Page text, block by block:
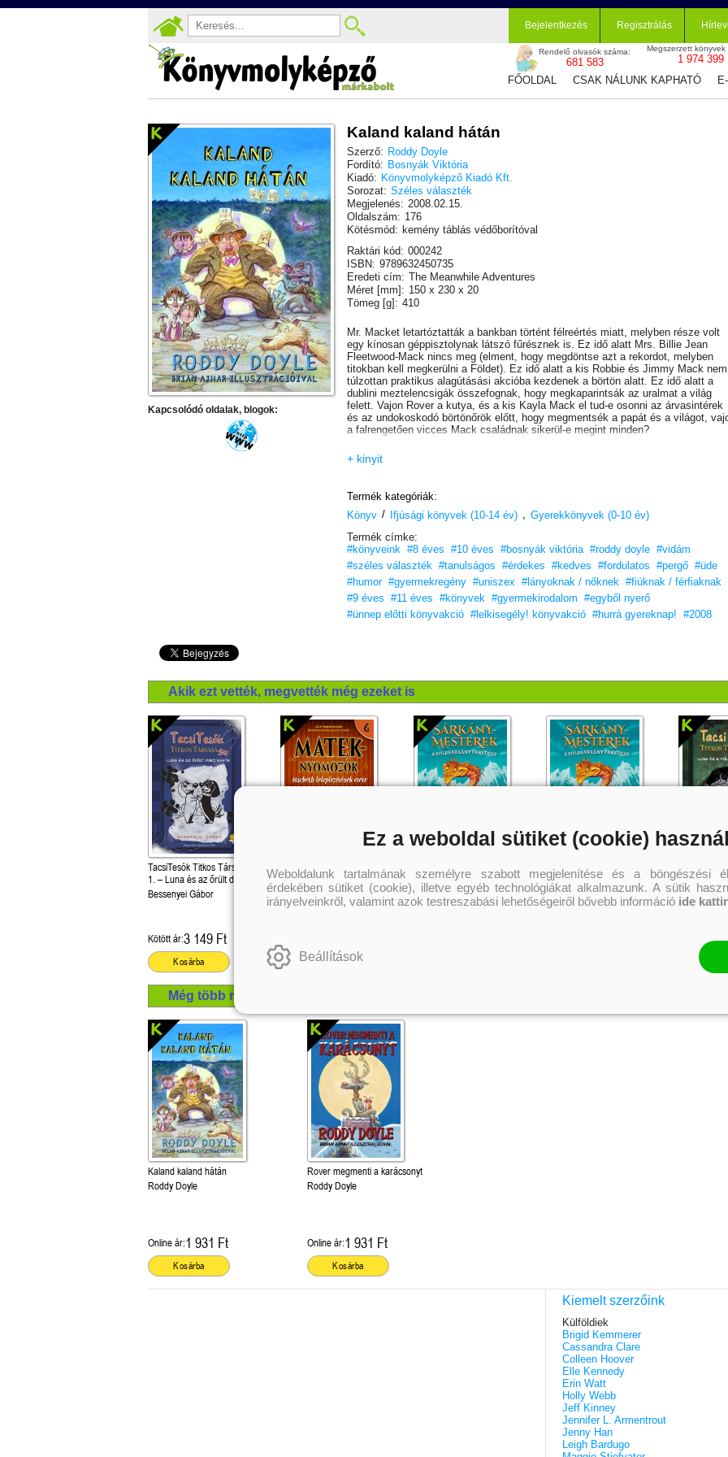
Bejelentkezés Regisztrálás
Rendelő olvasók száma:
681 583
Megszerzett könyvek
1 974 399
FŐOLDAL
CSAK NÁLUNK KAPHATÓ
Kapcsolódó oldalak, blogok:
Kaland kaland hátán
Szerző: Roddy Doyle
Fordító: Bosnyák Viktória
Kiadó: Könyvmolyképző Kiadó Kft.
Sorozat: Széles választék
Megjelenés: 2008.02.15.
Oldalszám: 176
Kötésmód: kemény táblás védőborítóval
Raktári kód: 000242
ISBN: 9789632450735
Eredeti cím: The Meanwhile Adventures
Méret [mm]: 150 x 230 x 20
Tömeg [g]: 410
Mr. Macket letartóztatták a bankban történt félreértés miatt, melyben része volt
egy kínosan géppisztolynak látszó fűrésznek is. Ez idő alatt Mrs. Billie Jean
Fleetwood-Mack nincs meg (elment, hogy megdöntse azt a rekordot, melyben
titokban kell megkerülni a Földet). Ez idő alatt a kis Robbie és Jimmy Mack nem
túlzottan praktikus alagútásási akcióba kezdenek a börtön alatt. Ez idő alatt a
dublini meztelencsigák összefognak, hogy megkaparintsák az uralmat a világ
felett. Vajon Rover a kutya, és a kis Kayla Mack el tud-e osonni az árvasintérek
és az undokoskodó börtönőrök előtt, hogy megmentsék a papát és a világot,
a falrengetően vicces Mack családnak sikerül-e megint minden?
+ kinyit
Termék kategóriák:
Könyv / Ifjúsági könyvek (10-14 év) , Gyerekkönyvek (0-10 év)
Termék címke:
#könyveink #8 éves #10 éves #bosnyák viktória #roddy doyle #vidám
#széles választék #tanulságos #érdekes #kedves #fordulatos #pergő #üde
#humor #gyermekregény #uniszex #lányoknak / nőknek #fiúknak / férfiaknak
#9 éves #11 éves #könyvek #gyermekirodalom #egyből nyerő
#ünnep előtti könyvakció #lelkisegély! könyvakció #hurrá gyereknap! #2008
Akik ezt vették, megvették még ezeket is
TacsiTesók Titkos Társasága
1. – Luna és az őrült doki esete
Bessenyei Gábor
Kötött ár:3 149 Ft
Kosárba
Macbeth leleplezésének esete
(Mateknyomozók 6.)
Daniel Kenney, Emily Boever
Kosárba
A Földsárkány ébredése
(Sárkánymesterek 1.)
Tracey West
A Földsárkány ébredése
(Sárkánymesterek 1.)
Tracey West
TacsiTesók
2. - Luna és
Bessenyei
Kötött ár:3
Még több mű a szerzőtől
Kaland kaland hátán
Roddy Doyle
Online ár:1 931 Ft
Kosárba
Rover megmenti a karácsonyt
Roddy Doyle
Online ár:1 931 Ft
Kosárba
Kiemelt szerzőink
Külföldiek
Brigid Kemmerer
Cassandra Clare
Colleen Hoover
Elle Kennedy
Erin Watt
Holly Webb
Jeff Kinney
Jennifer L. Armentrout
Jenny Han
Leigh Bardugo
Ez a weboldal sütiket (cookie)
Weboldalunk tartalmának személyre szabott megjelenítése és a böngészési
érdekében sütiket (cookie), illetve egyéb technológiákat alkalmazunk. A sütik
irányelveinkről, valamint azok testreszabási lehetőségeiről bővebb információ ide
Beállítások